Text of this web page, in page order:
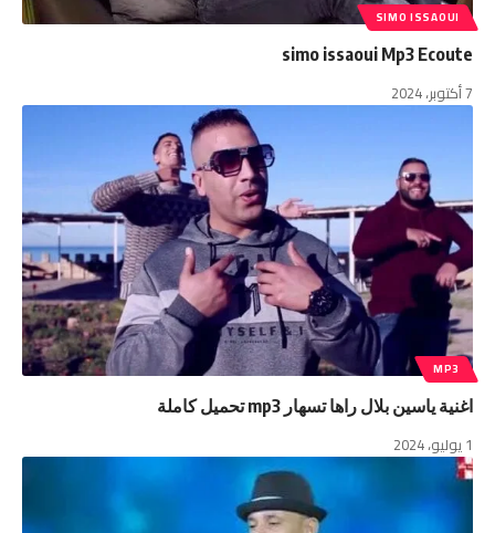
SIMO ISSAOUI
simo issaoui Mp3 Ecoute
7 أكتوبر، 2024
MP3
اغنية ياسين بلال راها تسهار mp3 تحميل كاملة
1 يوليو، 2024